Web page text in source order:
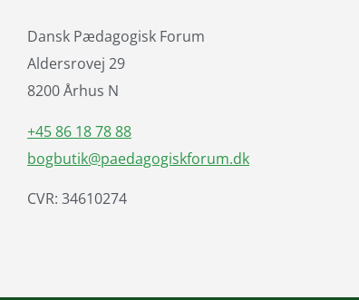
Dansk Pædagogisk Forum
Aldersrovej 29
8200 Århus N
+45 86 18 78 88
bogbutik@paedagogiskforum.dk
CVR: 34610274